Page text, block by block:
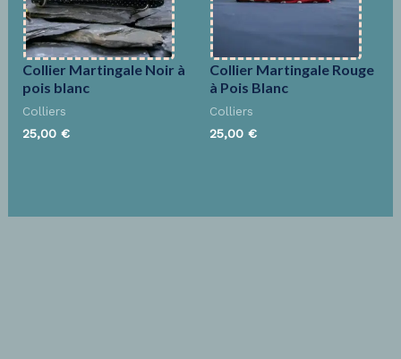
Collier Martingale Noir à
pois blanc
Colliers
25,00 €
Collier Martingale Rouge
à Pois Blanc
Colliers
25,00 €